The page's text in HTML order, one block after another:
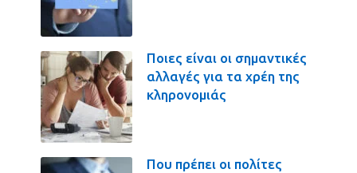
Ποιες είναι οι σημαντικές
αλλαγές για τα χρέη της
κληρονομιάς
Που πρέπει οι πολίτες